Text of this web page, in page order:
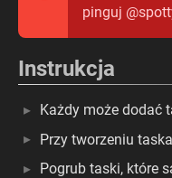
pinguj
Instrukcja
Każdy może dodać
Przy tworzeniu
Pogrub taski, które